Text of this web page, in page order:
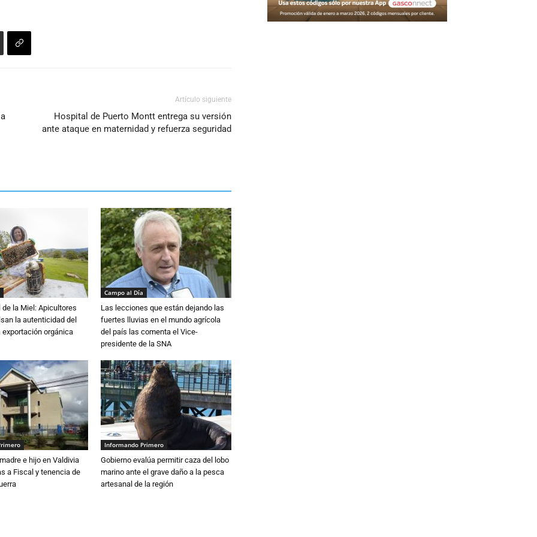
Artículo siguiente
Hospital de Puerto Montt entrega su versión
ante ataque en maternidad y refuerza seguridad
la Miel: Apicultores
la autenticidad del
exportación orgánica
Campo al Día
Las lecciones que están dejando las
fuertes lluvias en el mundo agrícola
del país las comenta el Vice-
presidente de la SNA
e hijo en Valdivia
a Fiscal y tenencia de
Informando Primero
Gobierno evalúa permitir caza del lobo
marino ante el grave daño a la pesca
artesanal de la región